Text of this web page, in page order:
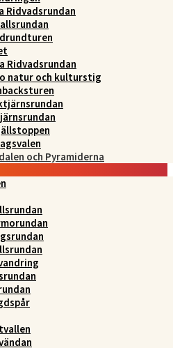
Ridvadsrundan
Ridvadsrundan
natur och kulturstig
och Pyramiderna